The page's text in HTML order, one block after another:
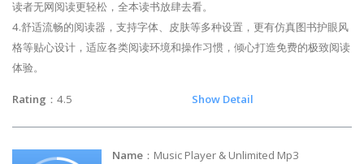
读者无网阅读更轻松，全本读书放肆去看。
4.舒适流畅的阅读器，支持字体、皮肤等多种设置，更有仿真图书护眼风
格等贴心设计，适应各类阅读环境和操作习惯，倾心打造免费的极致阅读
体验。
Rating ：4.5 Show Detail
Name ：Music Player & Unlimited Mp3